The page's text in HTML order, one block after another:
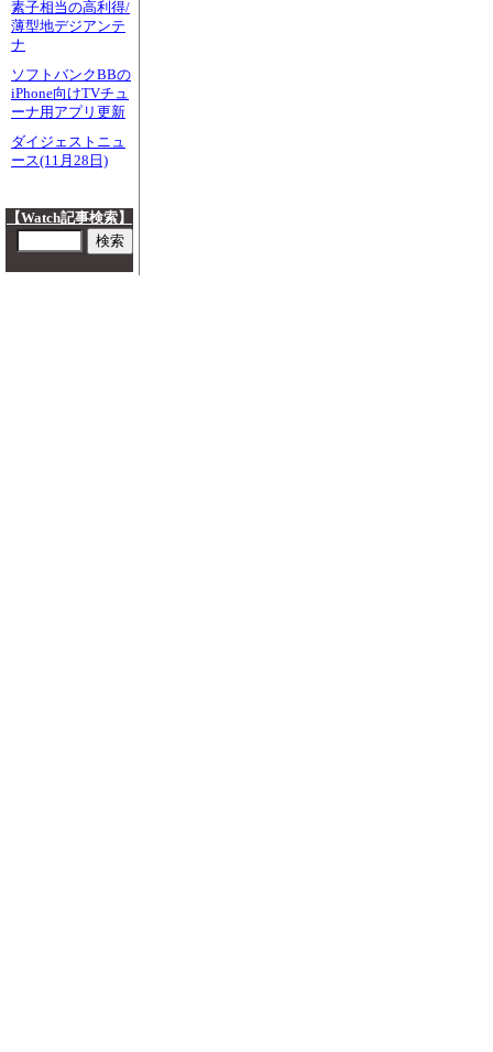
素子相当の高利得/
薄型地デジアンテ
ナ
ソフトバンクBBの
iPhone向けTVチュ
ーナ用アプリ更新
ダイジェストニュ
ース(11月28日)
【Watch記事検索】